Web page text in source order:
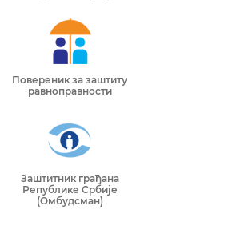
Повереник за заштиту
равноправности
Заштитник грађана
Републике Србије
(Омбудсман)